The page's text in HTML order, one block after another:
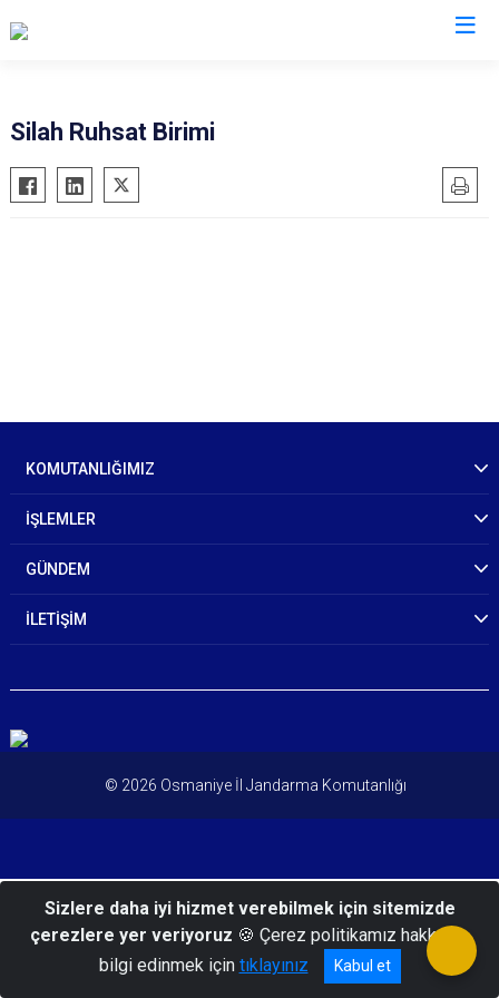
Silah Ruhsat Birimi
KOMUTANLIĞIMIZ
İŞLEMLER
GÜNDEM
İLETİŞİM
© 2026 Osmaniye İl Jandarma Komutanlığı
Sizlere daha iyi hizmet verebilmek için sitemizde
çerezlere yer veriyoruz 🍪 Çerez politikamız hakkında
bilgi edinmek için tıklayınız Kabul et